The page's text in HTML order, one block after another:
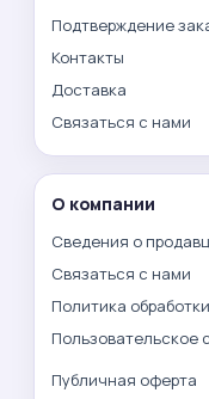
Подтверждение
Контакты
Доставка
Связаться с нами
О компании
Сведения о
Связаться с нами
Политика
Пользовательское
Публичная оферта